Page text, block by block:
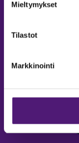
Mieltymykset
Tilastot
Markkinointi